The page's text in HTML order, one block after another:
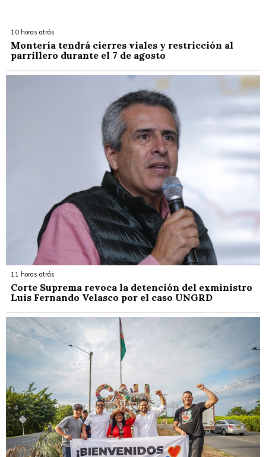
10 horas atrás
Montería tendrá cierres viales y restricción al
parrillero durante el 7 de agosto
11 horas atrás
Corte Suprema revoca la detención del exministro
Luis Fernando Velasco por el caso UNGRD